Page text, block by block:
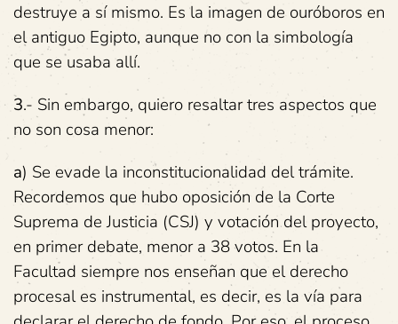
destruye a sí mismo. Es la imagen de ouróboros en
el antiguo Egipto, aunque no con la simbología
que se usaba allí.
3.- Sin embargo, quiero resaltar tres aspectos que
no son cosa menor:
a) Se evade la inconstitucionalidad del trámite.
Recordemos que hubo oposición de la Corte
Suprema de Justicia (CSJ) y votación del proyecto,
en primer debate, menor a 38 votos. En la
Facultad siempre nos enseñan que el derecho
procesal es instrumental, es decir, es la vía para